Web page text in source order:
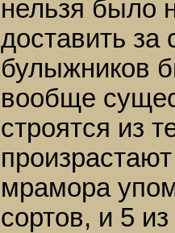
нельзя было
доставить за
булыжников
вообще
строятся из
мрамора
сортов, и 5